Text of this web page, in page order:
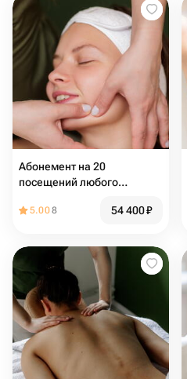
Абонемент на 20
посещений любого
5.008 54 400₽